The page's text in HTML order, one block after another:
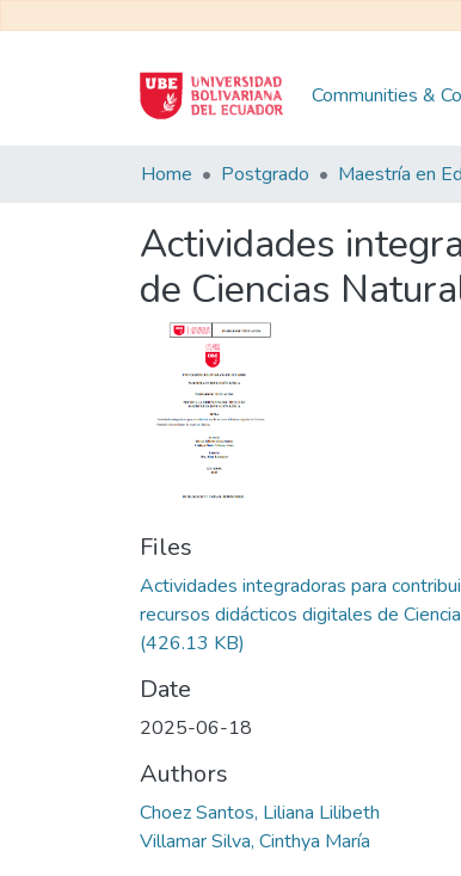
Communities &
Home Postgrado
Actividades
de Ciencias
Files
Actividades integradoras para
recursos didácticos digitales de
(426.13 KB)
Date
2025-06-18
Authors
Choez Santos, Liliana Lilibeth
Villamar Silva, Cinthya María